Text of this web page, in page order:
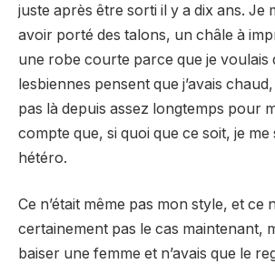
juste après être sorti il ​​y a dix ans. Je
avoir porté des talons, un châle à
une robe courte parce que je voulais
lesbiennes pensent que j’avais chaud,
pas là depuis assez longtemps pour
compte que, si quoi que ce soit, je me
hétéro.
Ce n’était même pas mon style, et ce
certainement pas le cas maintenant,
baiser une femme et n’avais que le